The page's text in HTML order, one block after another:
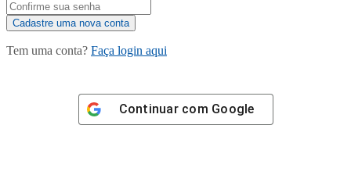
Tem uma conta? Faça login aqui
Continuar com Google